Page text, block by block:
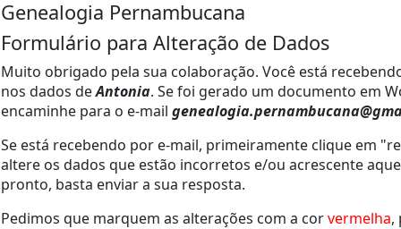
Genealogia Pernambucana
Formulário para Alteração de Dados
Muito obrigado pela sua colaboração. Você está
nos dados deAntonia. Se foi gerado um documento em
encaminhe para o e-mail
Se está recebendo por e-mail, primeiramente clique em
altere os dados que estão incorretos e/ou acrescente
pronto, basta enviar a sua resposta.
Pedimos que marquem as alterações com a corvermelha,